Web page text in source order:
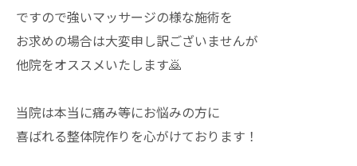
ですので強いマッサージの様な施術を
お求めの場合は大変申し訳ございませんが
他院をオススメいたします🙇
当院は本当に痛み等にお悩みの方に
喜ばれる整体院作りを心がけております！